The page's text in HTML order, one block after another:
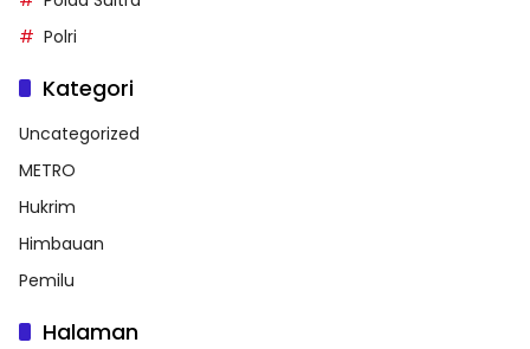
Polri
Kategori
Uncategorized
METRO
Hukrim
Himbauan
Pemilu
Halaman